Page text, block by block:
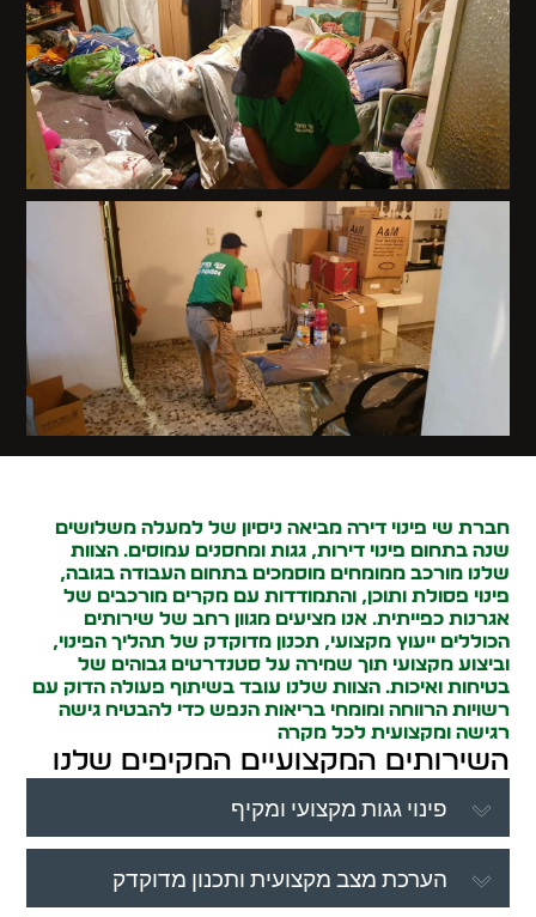
חברת שי פינוי דירה מביאה ניסיון של למעלה משלושים
שנה בתחום פינוי דירות, גגות ומחסנים עמוסים. הצוות
שלנו מורכב ממומחים מוסמכים בתחום העבודה בגובה,
פינוי פסולת ותוכן, והתמודדות עם מקרים מורכבים של
אגרנות כפייתית. אנו מציעים מגוון רחב של שירותים
הכוללים ייעוץ מקצועי, תכנון מדוקדק של תהליך הפינוי,
וביצוע מקצועי תוך שמירה על סטנדרטים גבוהים של
בטיחות ואיכות. הצוות שלנו עובד בשיתוף פעולה הדוק עם
רשויות הרווחה ומומחי בריאות הנפש כדי להבטיח גישה
רגישה ומקצועית לכל מקרה
השירותים המקצועיים המקיפים שלנו
פינוי גגות מקצועי ומקיף
הערכת מצב מקצועית ותכנון מדוקדק